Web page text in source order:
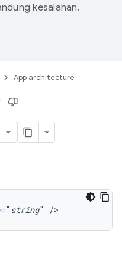
kesalahan.
App architecture
=" string" />